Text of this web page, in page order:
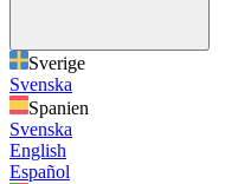
Sverige
Svenska
Spanien
Svenska
English
Español